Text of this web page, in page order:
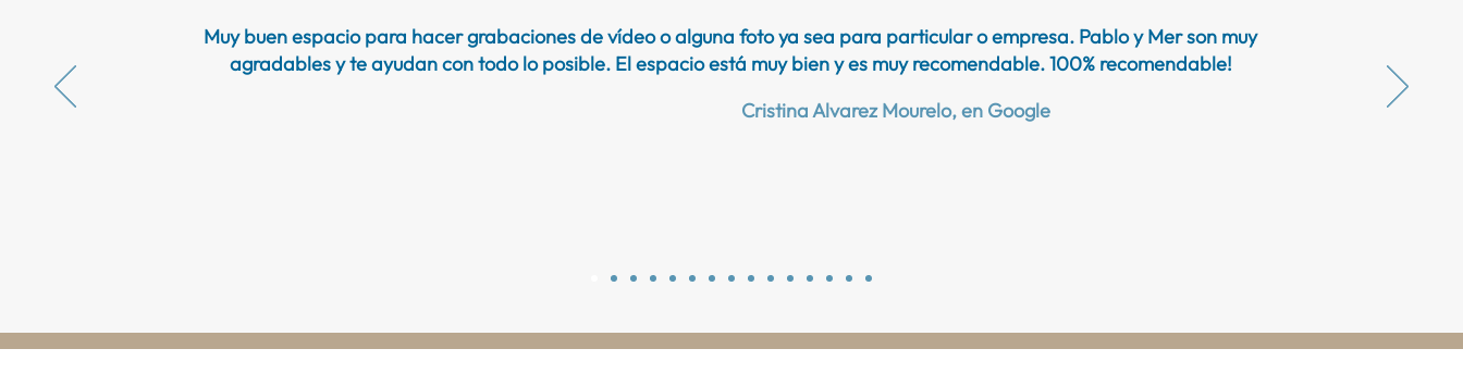
Muy buen espacio para hacer grabaciones de vídeo o alguna foto ya sea para particular o empresa. Pablo y Mer son muy
agradables y te ayudan con todo lo posible. El espacio está muy bien y es muy recomendable. 100% recomendable!
Cristina Alvarez Mourelo,en Google